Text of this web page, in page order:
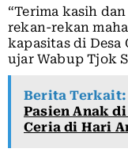
“Terima kasih
rekan-rekan
kapasitas di Desa
ujar Wabup Tjok
Berita Terkait:
Pasien Anak
Ceria di Hari